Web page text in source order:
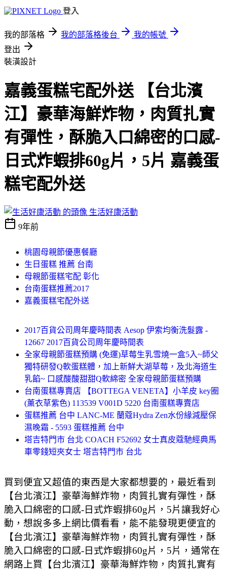
登入
我的部落格 我的部落格後台
我的帳號
登出
裝潢設計
嘉義蛋糕宅配外送 【台北濱
江】豪華海鮮炸物，肉質扎實
有彈性，酥脆入口綿密的口感-
日式炸蝦排60g片，5片 嘉義蛋
糕宅配外送
生活好康活動
9年前
桃園母親節優惠餐廳
生日蛋糕 推薦 台南
母親節蛋糕宅配 彰化
台南蛋糕推薦2017
嘉義蛋糕宅配外送
2017百貨公司周年慶時間表 Aesop 伊索均衡洗髮露 -
12667 2017百貨公司周年慶時間表
全家母親節蛋糕預購 (免運)草莓生乳雪燒一盒5入~師父
獨特研發Q軟蛋糕體，加上新鮮大湖草莓，及北海道生
乳餡~ 口感酸酸甜甜Q軟綿密 全家母親節蛋糕預購
台南蛋糕專賣店 【BOTTEGA VENETA】小羊皮 key圈
(薰衣草紫色) 113539 V001D 5220 台南蛋糕專賣店
蛋糕推薦 台中 LANC-ME 蘭蔻Hydra Zen水份緣減壓保
濕晚霜 - 5593 蛋糕推薦 台中
塔吉特門市 台北 COACH F52692 女士真皮蔻馳經典馬
車零錢短夾女士 塔吉特門市 台北
買到便宜又超值的東西是大家都想要的，最近看到
【台北濱江】豪華海鮮炸物，肉質扎實有彈性，酥
脆入口綿密的口感-日式炸蝦排60g片，5片讓我好心
動，想說多多上網比價看看，能不能發現更便宜的
【台北濱江】豪華海鮮炸物，肉質扎實有彈性，酥
脆入口綿密的口感-日式炸蝦排60g片，5片，通常在
網路上買【台北濱江】豪華海鮮炸物，肉質扎實有